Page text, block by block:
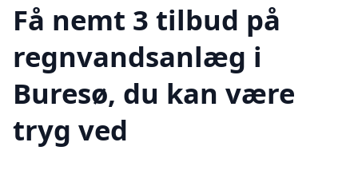
Få nemt 3 tilbud på
regnvandsanlæg i
Buresø, du kan være
tryg ved